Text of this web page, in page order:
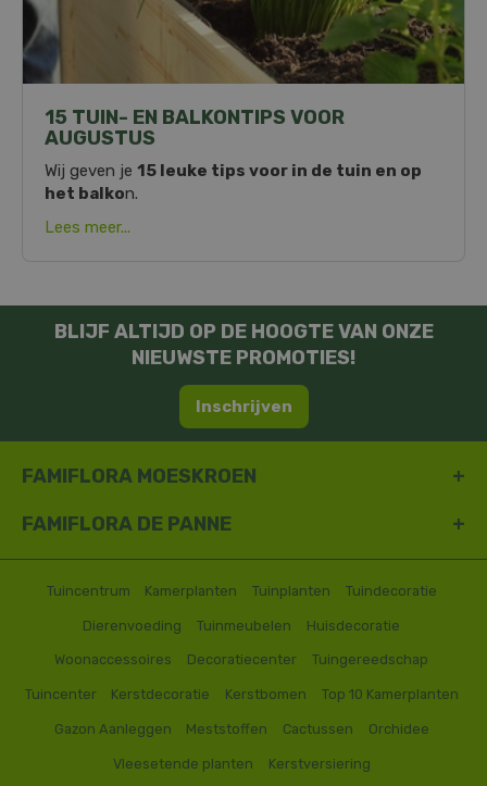
15 TUIN- EN BALKONTIPS VOOR
AUGUSTUS
Wij geven je 15 leuke tips voor in de tuin en op
het balkon.
Lees meer...
BLIJF ALTIJD OP DE HOOGTE VAN ONZE
NIEUWSTE PROMOTIES!
Inschrijven
FAMIFLORA MOESKROEN
FAMIFLORA DE PANNE
Tuincentrum Kamerplanten Tuinplanten Tuindecoratie
Dierenvoeding Tuinmeubelen Huisdecoratie
Woonaccessoires Decoratiecenter Tuingereedschap
Tuincenter Kerstdecoratie Kerstbomen Top 10 Kamerplanten
Gazon Aanleggen Meststoffen Cactussen Orchidee
Vleesetende planten Kerstversiering